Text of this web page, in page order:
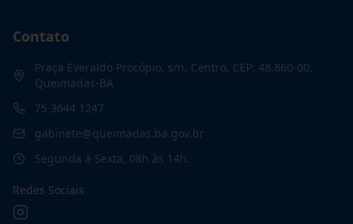
Contato
Praça Everaldo Procópio, s/n, Centro, CEP: 48.860-00,
Queimadas-BA
75 3644 1247
gabinete@queimadas.ba.gov.br
Segunda à Sexta, 08h às 14h.
Redes Sociais